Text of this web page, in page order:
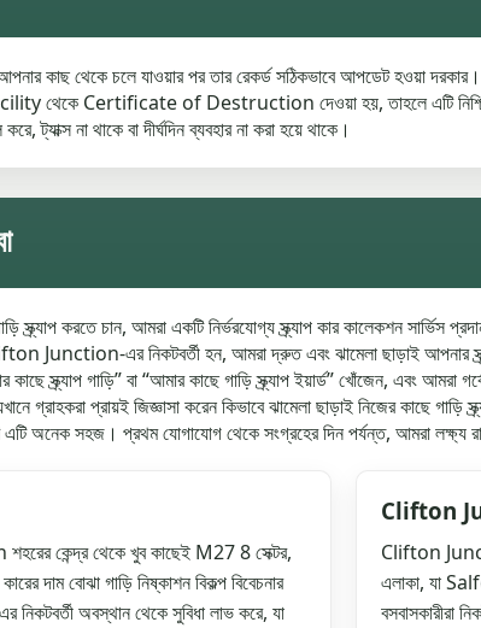
কাছ থেকে চলে যাওয়ার পর তার রেকর্ড সঠিকভাবে আপডেট হওয়া
Certificate of Destruction দেওয়া হয়, তাহলে এটি নিশ্চিত করতে
ট্যাক্স না থাকে বা দীর্ঘদিন ব্যবহার না করা হয়ে থাকে।
করতে চান, আমরা একটি নির্ভরযোগ্য স্ক্র্যাপ কার কালেকশন সার্ভিস
Junction-এর নিকটবর্তী হন, আমরা দ্রুত এবং ঝামেলা ছাড়াই আপনার
স্ক্র্যাপ গাড়ি” বা “আমার কাছে গাড়ি স্ক্র্যাপ ইয়ার্ড” খোঁজেন, এবং
প্রায়ই জিজ্ঞাসা করেন কিভাবে ঝামেলা ছাড়াই নিজের কাছে গাড়ি
এটি অনেক সহজ। প্রথম যোগাযোগ থেকে সংগ্রহের দিন পর্যন্ত, আমরা
কেন্দ্র থেকে খুব কাছেই M27 8 সেক্টর,
দাম বোঝা গাড়ি নিষ্কাশন বিকল্প বিবেচনার
অবস্থান থেকে সুবিধা লাভ করে, যা
Clifton
Clifton
এলাকা, যা
বসবাসকারীরা